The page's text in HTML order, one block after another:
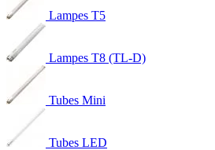
Lampes T5
Lampes T8 (TL-D)
Tubes Mini
Tubes LED